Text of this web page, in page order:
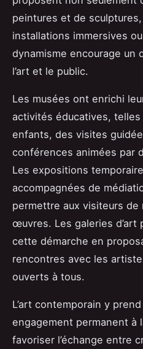
peintures et de
installations immersives
dynamisme encourage un
l’art et le public.
Les musées ont enrichi
activités éducatives,
enfants, des visites
conférences animées par
Les expositions
accompagnées de
permettre aux visiteurs de
œuvres. Les galeries d’art
cette démarche en
rencontres avec les
ouverts à tous.
L’art contemporain y
engagement permanent à
favoriser l’échange entre